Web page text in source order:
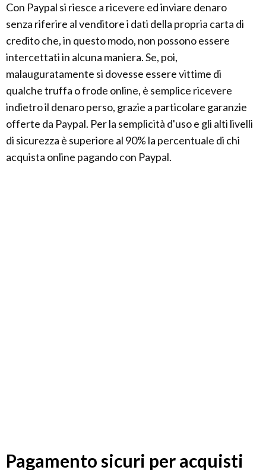
Con Paypal si riesce a ricevere ed inviare denaro
senza riferire al venditore i dati della propria carta di
credito che, in questo modo, non possono essere
intercettati in alcuna maniera. Se, poi,
malauguratamente si dovesse essere vittime di
qualche truffa o frode online, è semplice ricevere
indietro il denaro perso, grazie a particolare garanzie
offerte da Paypal. Per la semplicità d'uso e gli alti livelli
di sicurezza è superiore al 90% la percentuale di chi
acquista online pagando con Paypal.
Pagamento sicuri per acquisti